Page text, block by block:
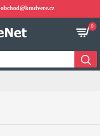
obchod@kmdvere.cz
0